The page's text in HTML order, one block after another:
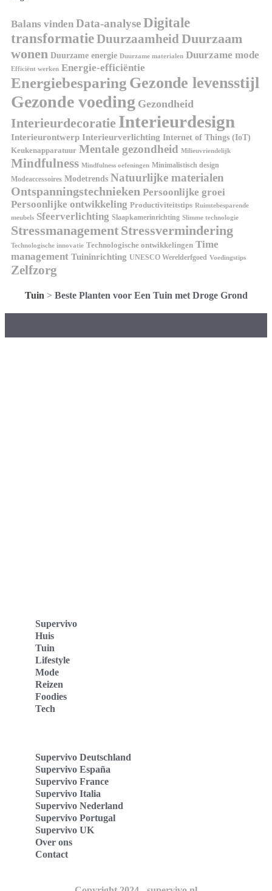
Balans vinden Data-analyseDigitale
transformatieDuurzaamheidDuurzaam
wonen Duurzame energie Duurzame materialen Duurzame mode
Efficiënt werken Energie-efficiëntie
Energiebesparing Gezonde levensstijl
Gezonde voeding Gezondheid
Interieurdecoratie Interieurdesign
Interieurontwerp Interieurverlichting Internet of Things (IoT)
Keukenapparatuur Mentale gezondheid Milieuvriendelijk
Mindfulness Mindfulness oefeningen Minimalistisch design
Modeaccessoires Modetrends Natuurlijke materialen
Ontspanningstechnieken Persoonlijke groei
Persoonlijke ontwikkeling Productiviteitstips Ruimtebesparende
meubels Sfeerverlichting Slaapkamerinrichting Slimme technologie
Stressmanagement Stressvermindering
Technologische innovatie Technologische ontwikkelingen Time
management Tuininrichting UNESCO Werelderfgoed Voedingstips
Zelfzorg
Tuin > Beste Planten voor Een Tuin met Droge Grond
Supervivo
Huis
Tuin
Lifestyle
Mode
Reizen
Foodies
Tech
Supervivo Deutschland
Supervivo España
Supervivo France
Supervivo Italia
Supervivo Nederland
Supervivo Portugal
Supervivo UK
Over ons
Contact